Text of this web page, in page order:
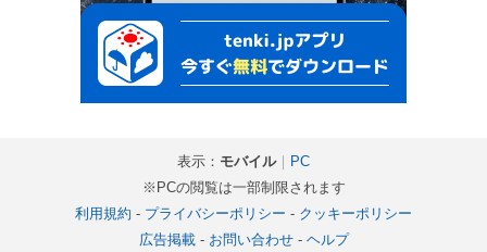
表示： モバイル｜ PC
※PCの閲覧は一部制限されます
利用規約 - プライバシーポリシー - クッキーポリシー
広告掲載- お問い合わせ- ヘルプ